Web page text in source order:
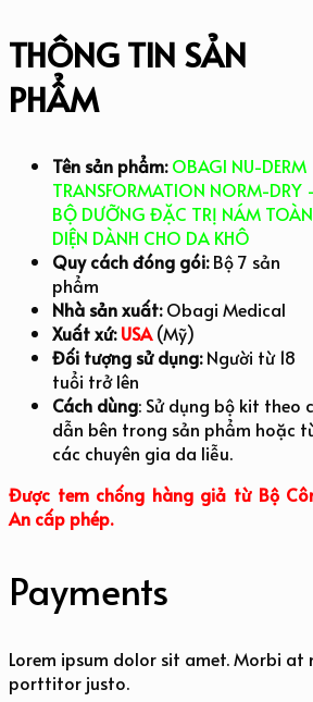
THÔNG TIN SẢN
PHẨM
Tên sản phẩm:OBAGI NU-DERM
TRANSFORMATION NORM-DRY
BỘ DƯỠNG ĐẶC TRỊ NÁM TOÀN
DIỆN DÀNH CHO DA KHÔ
Quy cách đóng gói:Bộ 7 sản
phẩm
Nhà sản xuất:Obagi Medical
Xuất xứ:USA(Mỹ)
Đối tượng sử dụng:Người từ 18
tuổi trở lên
Cách dùng: Sử dụng bộ kit theo
dẫn bên trong sản phẩm hoặc
các chuyên gia da liễu.
Được tem chống hàng giả từ Bộ
An cấp phép.
Payments
Lorem ipsum dolor sit amet. Morbi at
porttitor justo.